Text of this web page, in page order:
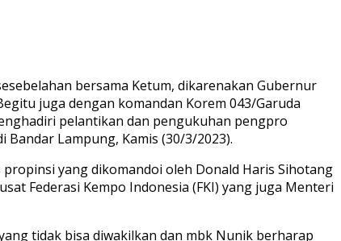
bersama Ketum, dikarenakan Gubernur
juga dengan komandan Korem 043/Garuda
pelantikan dan pengukuhan pengpro
Lampung, Kamis (30/3/2023).
yang dikomandoi oleh Donald Haris Sihotang
Federasi Kempo Indonesia (FKI) yang juga Menteri
tidak bisa diwakilkan dan mbk Nunik berharap